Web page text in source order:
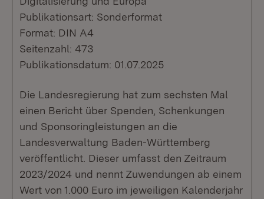
Publikationsart: Sonderformat
Format: DIN A4
Seitenzahl: 473
Publikationsdatum: 01.07.2025
Die Landesregierung hat zum sechsten Mal
einen Bericht über Spenden, Schenkungen
und Sponsoringleistungen an die
Landesverwaltung Baden-Württemberg
veröffentlicht. Dieser umfasst den Zeitraum
2023/2024 und nennt Zuwendungen ab einem
Wert von 1.000 Euro im jeweiligen Kalenderjahr